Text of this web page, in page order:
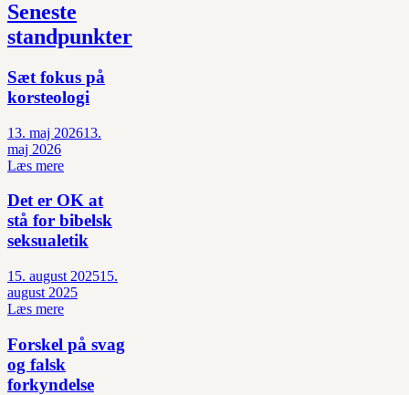
Seneste
standpunkter
Sæt fokus på
korsteologi
13. maj 202613.
maj 2026
Læs mere
Det er OK at
stå for bibelsk
seksualetik
15. august 202515.
august 2025
Læs mere
Forskel på svag
og falsk
forkyndelse